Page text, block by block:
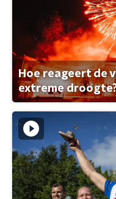
Hoe reageert de
extreme